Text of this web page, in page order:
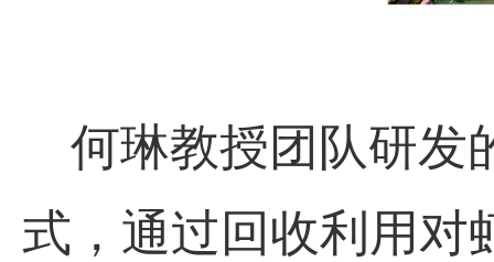
何琳教授团队研发
式，通过回收利用对